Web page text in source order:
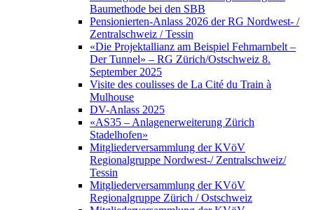
Baumethode bei den SBB
Pensionierten-Anlass 2026 der RG Nordwest- /
Zentralschweiz / Tessin
«Die Projektallianz am Beispiel Fehmarnbelt –
Der Tunnel» – RG Zürich/Ostschweiz 8.
September 2025
Visite des coulisses de La Cité du Train à
Mulhouse
DV-Anlass 2025
«AS35 – Anlagenerweiterung Zürich
Stadelhofen»
Mitgliederversammlung der KVöV
Regionalgruppe Nordwest-/ Zentralschweiz/
Tessin
Mitgliederversammlung der KVöV
Regionalgruppe Zürich / Ostschweiz